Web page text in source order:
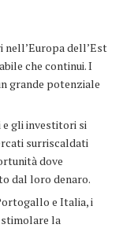
dell’Est
che continui. I
grande potenziale
gli investitori si
surriscaldati
dove
dal loro denaro.
e Italia, i
la